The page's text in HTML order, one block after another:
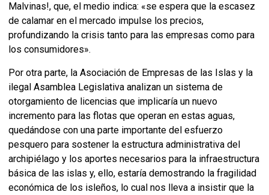
Malvinas!, que, el medio indica: «se espera que la escasez
de calamar en el mercado impulse los precios,
profundizando la crisis tanto para las empresas como para
los consumidores».
Por otra parte, la Asociación de Empresas de las Islas y la
ilegal Asamblea Legislativa analizan un sistema de
otorgamiento de licencias que implicaría un nuevo
incremento para las flotas que operan en estas aguas,
quedándose con una parte importante del esfuerzo
pesquero para sostener la estructura administrativa del
archipiélago y los aportes necesarios para la infraestructura
básica de las islas y, ello, estaría demostrando la fragilidad
económica de los isleños, lo cual nos lleva a insistir que la